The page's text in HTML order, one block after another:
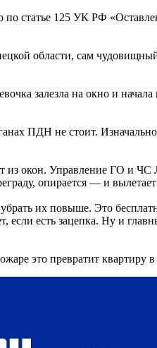
статье 125 УК РФ
области, сам
залезла на окно и
ПДН не стоит.
окон. Управление ГО и
опирается — и
их повыше. Это
если есть зацепка. Ну и
это превратит